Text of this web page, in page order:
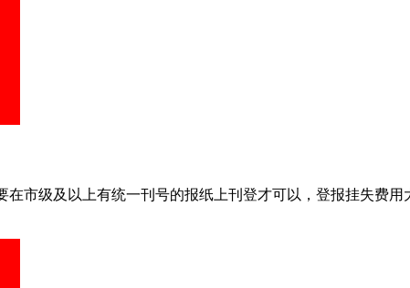
市级及以上有统一刊号的报纸上刊登才可以，登报挂失费